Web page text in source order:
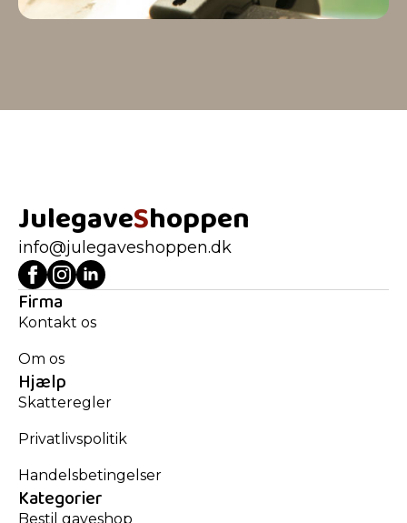
JulegaveShoppen
info@julegaveshoppen.dk
Firma
Kontakt os
Om os
Hjælp
Skatteregler
Privatlivspolitik
Handelsbetingelser
Kategorier
Bestil gaveshop